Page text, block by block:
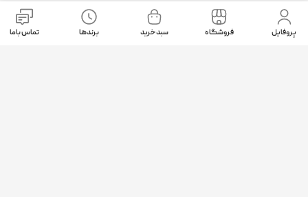
نمادهای اعتماد
پروفایل فروشگاه سبد خرید برندها تماس باما